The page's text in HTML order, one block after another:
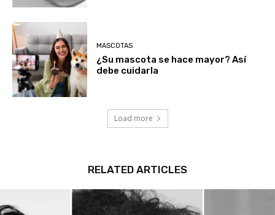
MASCOTAS
¿Su mascota se hace mayor? Así
debe cuidarla
Load more
RELATED ARTICLES